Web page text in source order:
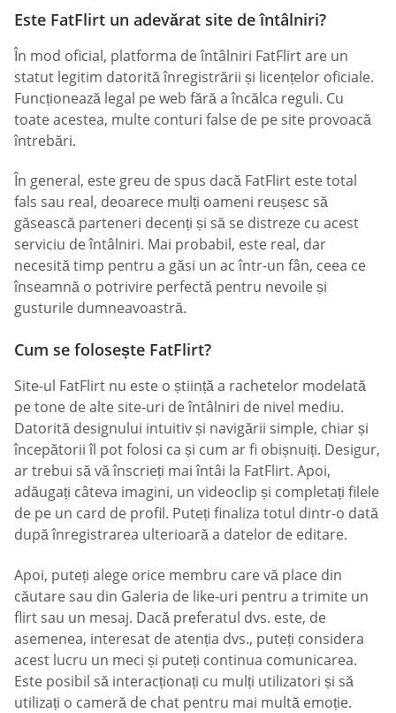
Este FatFlirt un adevărat site de întâlniri?
În mod oficial, platforma de întâlniri FatFlirt are un
statut legitim datorită înregistrării și licențelor oficiale.
Funcționează legal pe web fără a încălca reguli. Cu
toate acestea, multe conturi false de pe site provoacă
întrebări.
În general, este greu de spus dacă FatFlirt este total
fals sau real, deoarece mulți oameni reușesc să
găsească parteneri decenți și să se distreze cu acest
serviciu de întâlniri. Mai probabil, este real, dar
necesită timp pentru a găsi un ac într-un fân, ceea ce
înseamnă o potrivire perfectă pentru nevoile și
gusturile dumneavoastră.
Cum se folosește FatFlirt?
Site-ul FatFlirt nu este o știință a rachetelor modelată
pe tone de alte site-uri de întâlniri de nivel mediu.
Datorită designului intuitiv și navigării simple, chiar și
începătorii îl pot folosi ca și cum ar fi obișnuiți. Desigur,
ar trebui să vă înscrieți mai întâi la FatFlirt. Apoi,
adăugați câteva imagini, un videoclip și completați filele
de pe un card de profil. Puteți finaliza totul dintr-o dată
după înregistrarea ulterioară a datelor de editare.
Apoi, puteți alege orice membru care vă place din
căutare sau din Galeria de like-uri pentru a trimite un
flirt sau un mesaj. Dacă preferatul dvs. este, de
asemenea, interesat de atenția dvs., puteți considera
acest lucru un meci și puteți continua comunicarea.
Este posibil să interacționați cu mulți utilizatori și să
utilizați o cameră de chat pentru mai multă emoție.